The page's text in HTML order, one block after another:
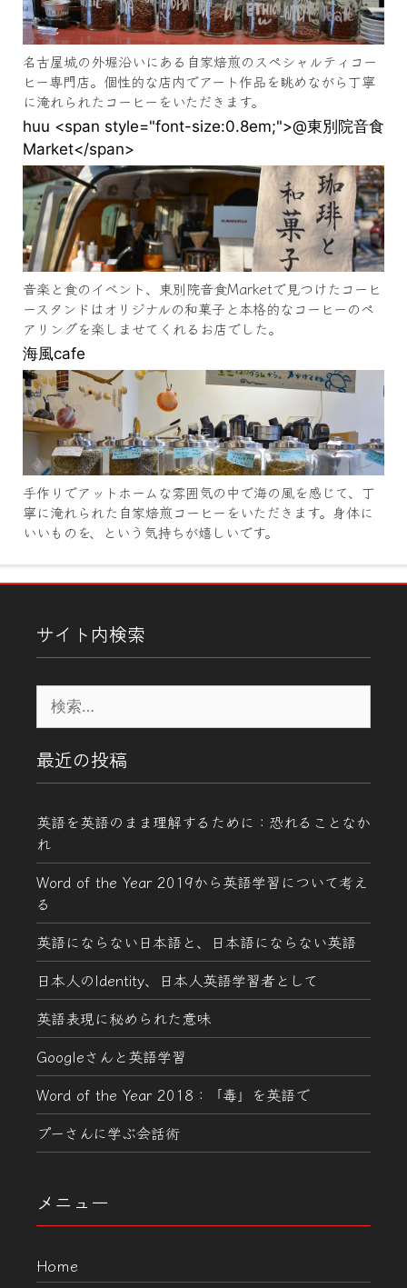
名古屋城の外堀沿いにある自家焙煎のスペシャルティコー
ヒー専門店。個性的な店内でアート作品を眺めながら丁寧
に淹れられたコーヒーをいただきます。
huu <span style="font-size:0.8em;">@東別院音食
Market</span>
音楽と食のイベント、東別院音食Marketで見つけたコーヒ
ースタンドはオリジナルの和菓子と本格的なコーヒーのペ
アリングを楽しませてくれるお店でした。
海風cafe
手作りでアットホームな雰囲気の中で海の風を感じて、丁
寧に淹れられた自家焙煎コーヒーをいただきます。身体に
いいものを、という気持ちが嬉しいです。
サイト内検索
索:
最近の投稿
英語を英語のまま理解するために：恐れることなか
れ
Word of the Year 2019から英語学習について考え
る
英語にならない日本語と、日本語にならない英語
日本人のIdentity、日本人英語学習者として
英語表現に秘められた意味
Googleさんと英語学習
Word of the Year 2018：「毒」を英語で
プーさんに学ぶ会話術
メニュー
Home